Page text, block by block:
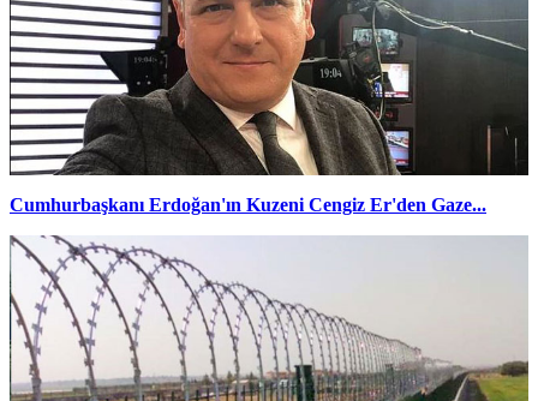
Cumhurbaşkanı Erdoğan'ın Kuzeni Cengiz Er'den Gaze...